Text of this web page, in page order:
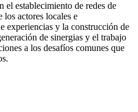
el establecimiento de redes de
actores locales e
experiencias y la construcción de
de sinergias y el trabajo
a los desafíos comunes que